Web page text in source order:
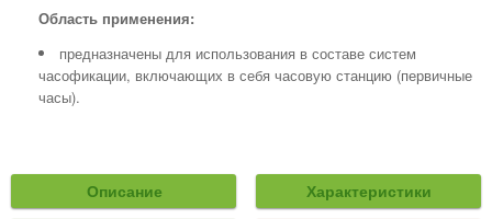
Область применения:
предназначены для использования в составе систем
часофикации, включающих в себя часовую станцию (первичные
часы).
Описание Характеристики